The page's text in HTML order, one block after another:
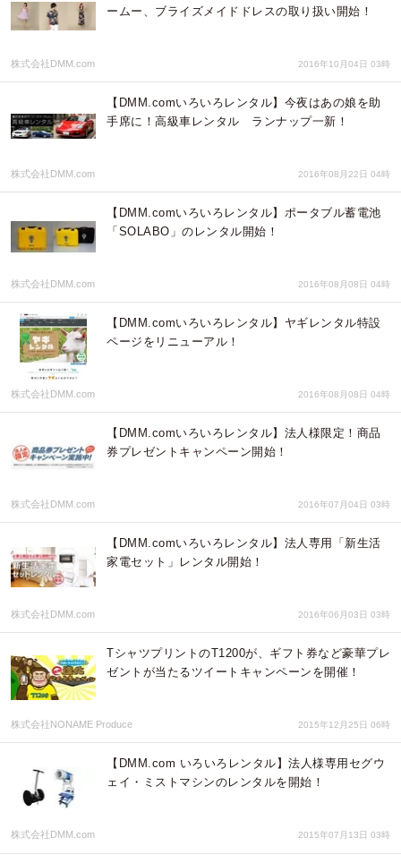
ームー、ブライズメイドドレスの取り扱い開始！
株式会社DMM.com 2016年10月04日 03時
【DMM.comいろいろレンタル】今夜はあの娘を助
手席に！高級車レンタル ランナップ一新！
株式会社DMM.com 2016年08月22日 04時
【DMM.comいろいろレンタル】ポータブル蓄電池
「SOLABO」のレンタル開始！
株式会社DMM.com 2016年08月08日 04時
【DMM.comいろいろレンタル】ヤギレンタル特設
ページをリニューアル！
株式会社DMM.com 2016年08月08日 04時
【DMM.comいろいろレンタル】法人様限定！商品
券プレゼントキャンペーン開始！
株式会社DMM.com 2016年07月04日 03時
【DMM.comいろいろレンタル】法人専用「新生活
家電セット」レンタル開始！
株式会社DMM.com 2016年06月03日 03時
TシャツプリントのT1200が、ギフト券など豪華プレ
ゼントが当たるツイートキャンペーンを開催！
株式会社NONAME Produce 2015年12月25日 06時
【DMM.com いろいろレンタル】法人様専用セグウ
ェイ・ミストマシンのレンタルを開始！
株式会社DMM.com 2015年07月13日 03時